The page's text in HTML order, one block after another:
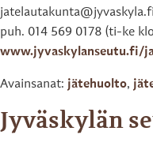
jatelautakunta@jyvaskyla.fi
puh. 014 569 0178 (ti-ke
www.jyvaskylanseutu.fi/
Avainsanat: jätehuolto,
Jyväskylän